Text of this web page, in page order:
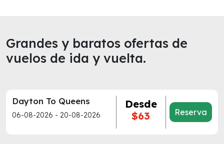
Grandes y baratos ofertas de
vuelos de ida y vuelta.
Dayton To Queens
06-08-2026 - 20-08-2026
Desde
$63
Reserva